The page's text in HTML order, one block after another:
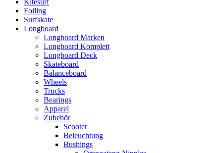
Kitesurf
Foiling
Surfskate
Longboard
Longboard Marken
Longboard Komplett
Longboard Deck
Skateboard
Balanceboard
Wheels
Trucks
Bearings
Apparel
Zubehör
Scooter
Beleuchtung
Bushings